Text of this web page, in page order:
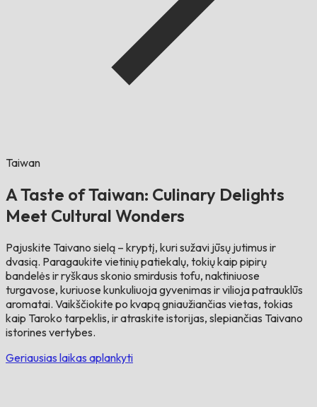
Taiwan
A Taste of Taiwan: Culinary Delights
Meet Cultural Wonders
Pajuskite Taivano sielą – kryptį, kuri sužavi jūsų jutimus ir
dvasią. Paragaukite vietinių patiekalų, tokių kaip pipirų
bandelės ir ryškaus skonio smirdusis tofu, naktiniuose
turgavose, kuriuose kunkuliuoja gyvenimas ir vilioja patrauklūs
aromatai. Vaikščiokite po kvapą gniaužiančias vietas, tokias
kaip Taroko tarpeklis, ir atraskite istorijas, slepiančias Taivano
istorines vertybes.
Geriausias laikas aplankyti